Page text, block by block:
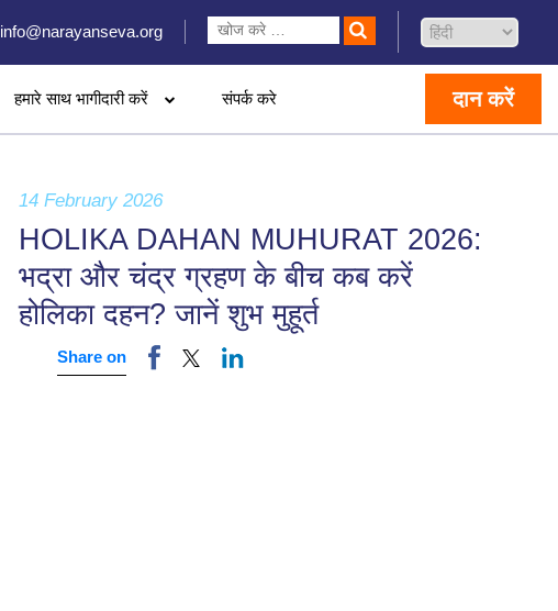
info@narayanseva.org
हमारे साथ भागीदारी करें संपर्क करे दान करें
14 February 2026
HOLIKA DAHAN MUHURAT 2026:
भद्रा और चंद्र ग्रहण के बीच कब करें
होलिका दहन? जानें शुभ मुहूर्त
Share on